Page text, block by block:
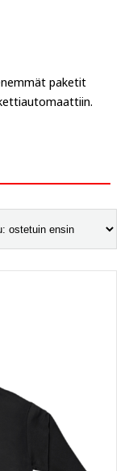
paketit